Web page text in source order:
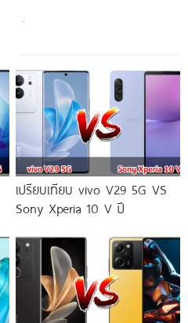
เปรียบเทียบ vivo V29 5G VS
Sony Xperia 10 V ปี